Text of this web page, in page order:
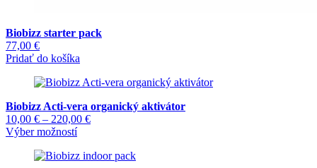
Biobizz starter pack
77,00 €
Pridať do košíka
Biobizz Acti-vera organický aktivátor
10,00 € – 220,00 €Price
through
Výber možnostíTento
má